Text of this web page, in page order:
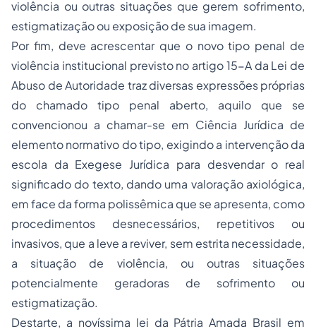
violência ou outras situações que gerem sofrimento,
estigmatização ou exposição de sua imagem.
Por fim, deve acrescentar que o novo tipo penal de
violência institucional previsto no artigo 15-A da Lei de
Abuso de Autoridade traz diversas expressões próprias
do chamado tipo penal aberto, aquilo que se
convencionou a chamar-se em Ciência Jurídica de
elemento normativo do tipo, exigindo a intervenção da
escola da Exegese Jurídica para desvendar o real
significado do texto, dando uma valoração axiológica,
em face da forma polissêmica que se apresenta, como
procedimentos desnecessários, repetitivos ou
invasivos, que a leve a reviver, sem estrita necessidade,
a situação de violência, ou outras situações
potencialmente geradoras de sofrimento ou
estigmatização.
Destarte, a novíssima lei da Pátria Amada Brasil em